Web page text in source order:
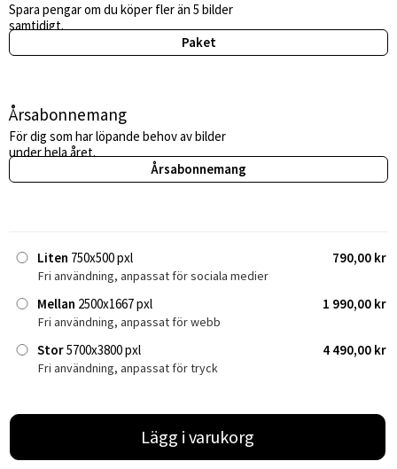
Spara pengar om du köper fler än 5 bilder
samtidigt.
Paket
Årsabonnemang
För dig som har löpande behov av bilder
under hela året.
Årsabonnemang
Liten 750x500 pxl 790,00 kr
Fri användning, anpassat för sociala medier
Mellan 2500x1667 pxl 1 990,00 kr
Fri användning, anpassat för webb
Stor5700x3800 pxl 4 490,00 kr
Fri användning, anpassat för tryck
Lägg i varukorg